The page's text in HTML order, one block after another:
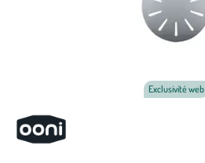
Exclusivité web
Mettre
Mettre